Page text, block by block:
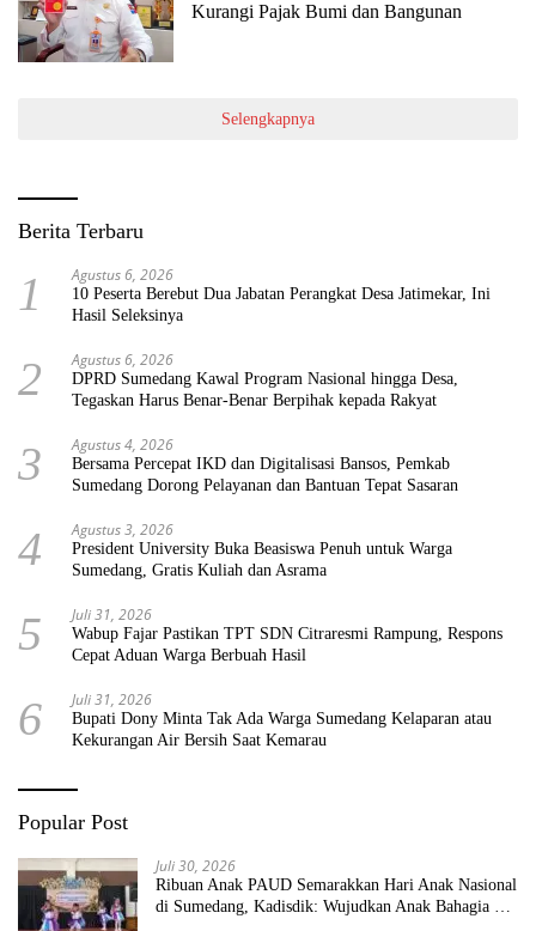
Kurangi Pajak Bumi dan Bangunan
Selengkapnya
Berita Terbaru
1 Agustus 6, 2026
10 Peserta Berebut Dua Jabatan Perangkat Desa Jatimekar, Ini
Hasil Seleksinya
2 Agustus 6, 2026
DPRD Sumedang Kawal Program Nasional hingga Desa,
Tegaskan Harus Benar-Benar Berpihak kepada Rakyat
3 Agustus 4, 2026
Bersama Percepat IKD dan Digitalisasi Bansos, Pemkab
Sumedang Dorong Pelayanan dan Bantuan Tepat Sasaran
4 Agustus 3, 2026
President University Buka Beasiswa Penuh untuk Warga
Sumedang, Gratis Kuliah dan Asrama
5 Juli 31, 2026
Wabup Fajar Pastikan TPT SDN Citraresmi Rampung, Respons
Cepat Aduan Warga Berbuah Hasil
6 Juli 31, 2026
Bupati Dony Minta Tak Ada Warga Sumedang Kelaparan atau
Kekurangan Air Bersih Saat Kemarau
Popular Post
Juli 30, 2026
Ribuan Anak PAUD Semarakkan Hari Anak Nasional
di Sumedang, Kadisdik: Wujudkan Anak Bahagia dan